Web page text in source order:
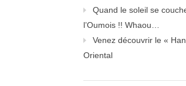
Quand le soleil se
l’Oumois !! Whaou…
Venez découvrir le «
Oriental